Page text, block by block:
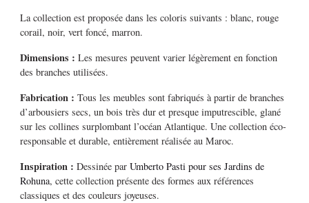
La collection est proposée dans les coloris suivants : blanc, rouge
corail, noir, vert foncé, marron.
Dimensions : Les mesures peuvent varier légèrement en fonction
des branches utilisées.
Fabrication : Tous les meubles sont fabriqués à partir de branches
d’arbousiers secs, un bois très dur et presque imputrescible, glané
sur les collines surplombant l’océan Atlantique. Une collection éco-
responsable et durable, entièrement réalisée au Maroc.
Inspiration : Dessinée parUmberto Pasti pour ses Jardins de
Rohuna, cette collectionprésente des formes aux références
classiques et des couleurs joyeuses.